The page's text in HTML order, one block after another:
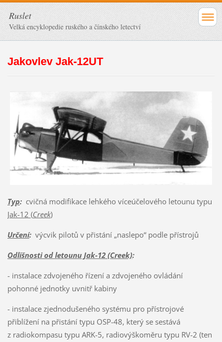
Ruslet
Velká encyklopedie ruského a čínského letectví
Jakovlev Jak-12UT
Typ:cvičná modifikace lehkého víceúčelového letounu typu
Jak-12 (Creek)
Určení:výcvik pilotů v přistání „naslepo“ podle přístrojů
Odlišnosti od letounu Jak-12 (Creek):
- instalace zdvojeného řízení a zdvojeného ovládání
pohonné jednotky uvnitř kabiny
- instalace zjednodušeného systému pro přístrojové
přiblížení na přistání typu OSP-48, který se sestává
z radiokompasu typu ARK-5, radiovýškoměru typu RV-2 (ten